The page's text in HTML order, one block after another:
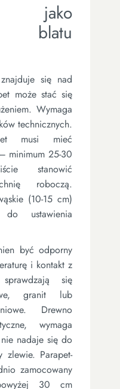
jako
blatu
się nad
może stać się
Wymaga
technicznych.
musi mieć
minimum 25-30
stanowić
roboczą.
(10-15 cm)
ustawienia
być odporny
i kontakt z
się
granit lub
Drewno
wymaga
nadaje się do
zlewie. Parapet-
zamocowany
30 cm